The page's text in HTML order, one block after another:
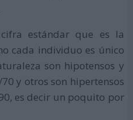
estándar que es la
cada individuo es único
son hipotensos y
y otros son hipertensos
es decir un poquito por